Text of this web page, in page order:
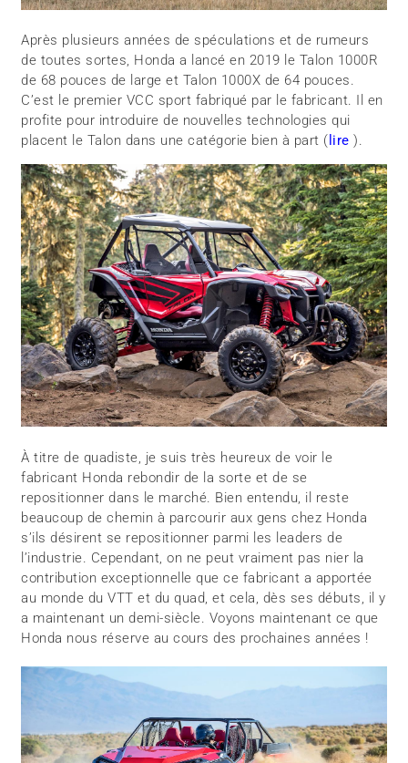
Après plusieurs années de spéculations et de rumeurs
de toutes sortes, Honda a lancé en 2019 le Talon 1000R
de 68 pouces de large et Talon 1000X de 64 pouces.
C’est le premier VCC sport fabriqué par le fabricant. Il en
profite pour introduire de nouvelles technologies qui
placent le Talon dans une catégorie bien à part ( lire).
À titre de quadiste, je suis très heureux de voir le
fabricant Honda rebondir de la sorte et de se
repositionner dans le marché. Bien entendu, il reste
beaucoup de chemin à parcourir aux gens chez Honda
s’ils désirent se repositionner parmi les leaders de
l’industrie. Cependant, on ne peut vraiment pas nier la
contribution exceptionnelle que ce fabricant a apportée
au monde du VTT et du quad, et cela, dès ses débuts, il y
a maintenant un demi-siècle. Voyons maintenant ce que
Honda nous réserve au cours des prochaines années !